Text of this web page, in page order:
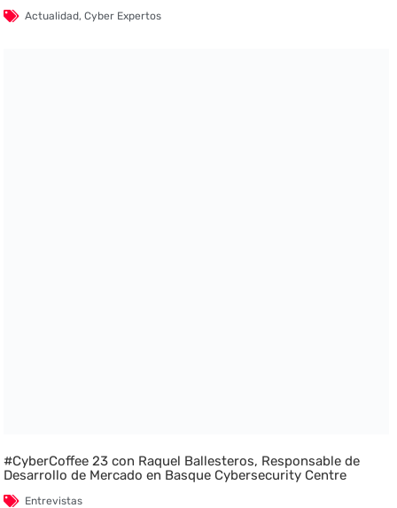
Actualidad,Cyber Expertos
#CyberCoffee 23 con Raquel Ballesteros, Responsable de
Desarrollo de Mercado en Basque Cybersecurity Centre
Entrevistas